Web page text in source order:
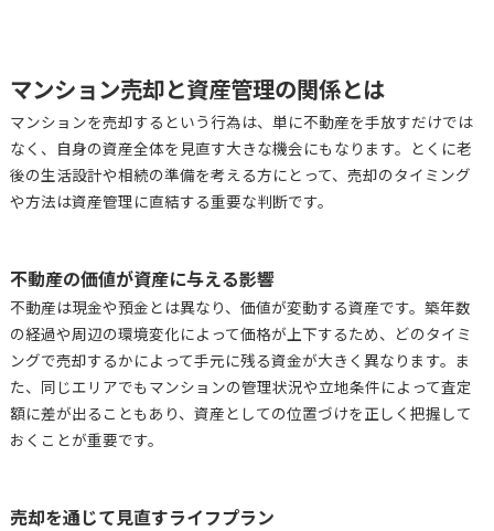
マンション売却と資産管理の関係とは
マンションを売却するという行為は、単に不動産を手放すだけでは
なく、自身の資産全体を見直す大きな機会にもなります。とくに老
後の生活設計や相続の準備を考える方にとって、売却のタイミング
や方法は資産管理に直結する重要な判断です。
不動産の価値が資産に与える影響
不動産は現金や預金とは異なり、価値が変動する資産です。築年数
の経過や周辺の環境変化によって価格が上下するため、どのタイミ
ングで売却するかによって手元に残る資金が大きく異なります。ま
た、同じエリアでもマンションの管理状況や立地条件によって査定
額に差が出ることもあり、資産としての位置づけを正しく把握して
おくことが重要です。
売却を通じて見直すライフプラン